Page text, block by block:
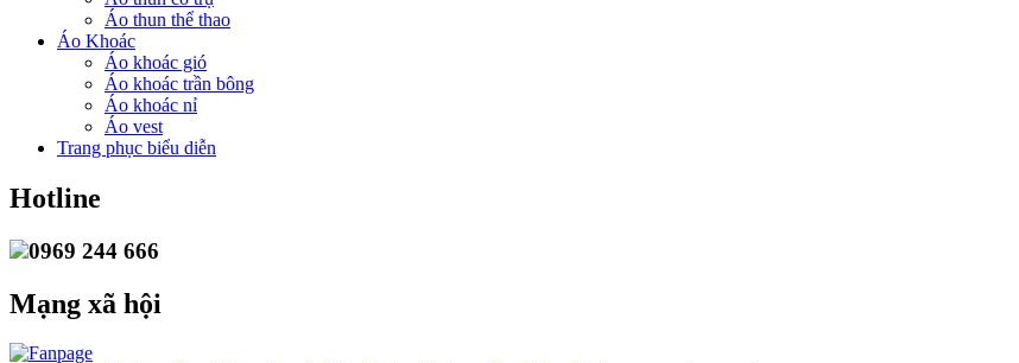
Áo thun thể thao
Áo Khoác
Áo khoác gió
Áo khoác trần bông
Áo khoác nỉ
Áo vest
Trang phục biểu diễn
Hotline
0969 244 666
Mạng xã hội